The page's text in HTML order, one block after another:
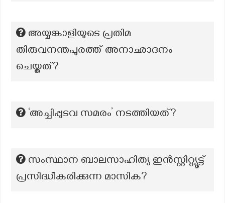
അയ്യങ്കാളിയുടെ പ്രതിമ
തിരുവനന്തപുരത്ത് അനാഛാദനം
ചെയ്തത്?
‘അച്ചിപ്പുടവ സമരം’ നടത്തിയത്?
സംസ്ഥാന ബാലസാഹിത്യ ഇൻസ്റ്റിറ്റ്യൂട്ട്
പ്രസിദ്ധീകരിക്കുന്ന മാസിക?